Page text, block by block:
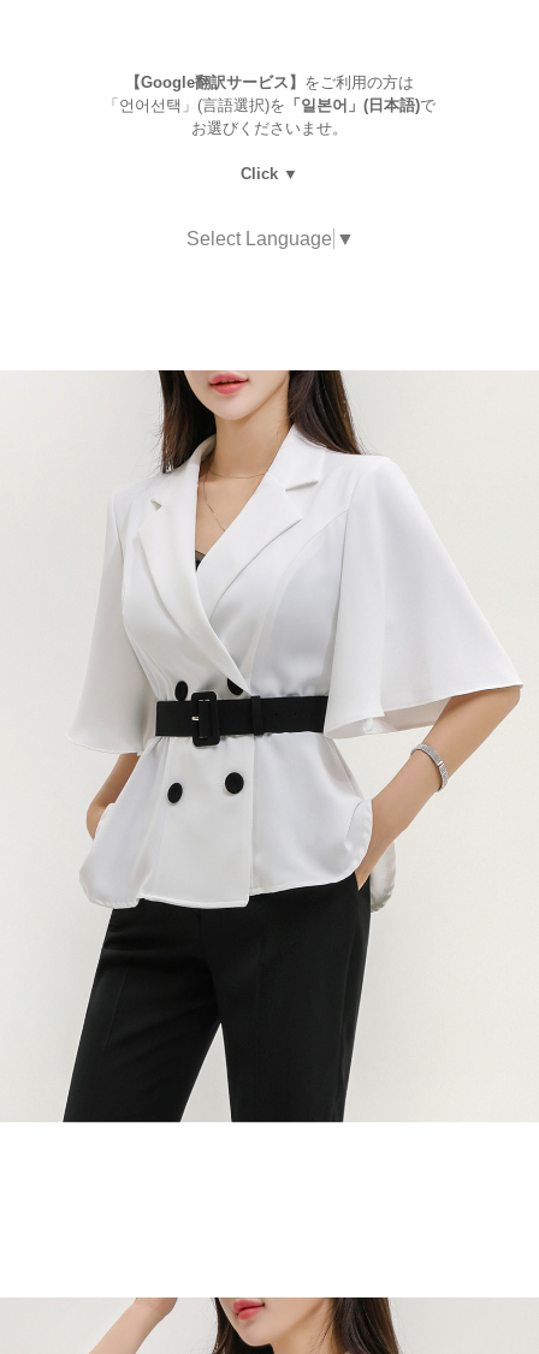
【Google翻訳サービス】 をご利用の方は
「언어선택」(言語選択)を 「일본어」(日本語)で
お選びくださいませ。
Click ▼
Select Language ▼